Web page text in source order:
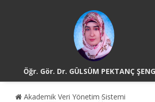
Öğr. Gör. Dr. GÜLSÜM PEKTANÇ
Akademik Veri Yönetim Sistemi